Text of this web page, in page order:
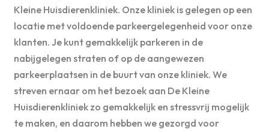
Kleine Huisdierenkliniek. Onze kliniek is gelegen op een
locatie met voldoende parkeergelegenheid voor onze
klanten. Je kunt gemakkelijk parkeren in de
nabijgelegen straten of op de aangewezen
parkeerplaatsen in de buurt van onze kliniek. We
streven ernaar om het bezoek aan De Kleine
Huisdierenkliniek zo gemakkelijk en stressvrij mogelijk
te maken, en daarom hebben we gezorgd voor